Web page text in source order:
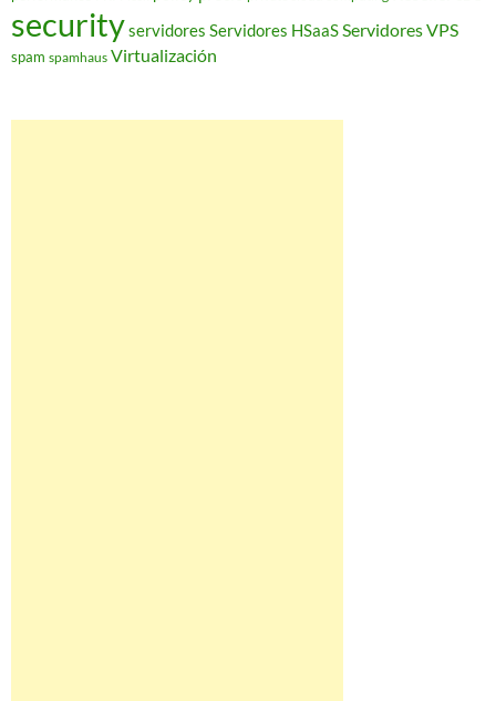
securityservidores Servidores HSaaSServidores VPS
spam spamhaus Virtualización